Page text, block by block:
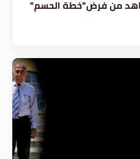
من فرض"خطة الحسم"